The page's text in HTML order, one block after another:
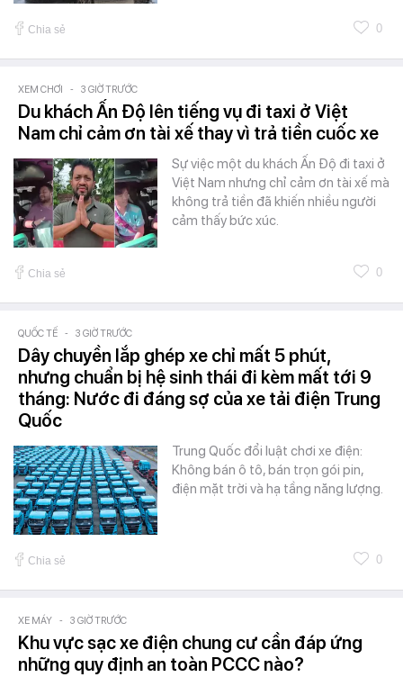
Chia sẻ 0
XEM CHƠI - 3 GIỜ TRƯỚC
Du khách Ấn Độ lên tiếng vụ đi taxi ở Việt
Nam chỉ cảm ơn tài xế thay vì trả tiền cuốc xe
Sự việc một du khách Ấn Độ đi taxi ở
Việt Nam nhưng chỉ cảm ơn tài xế mà
không trả tiền đã khiến nhiều người
cảm thấy bức xúc.
Chia sẻ 0
QUỐC TẾ - 3 GIỜ TRƯỚC
Dây chuyền lắp ghép xe chỉ mất 5 phút,
nhưng chuẩn bị hệ sinh thái đi kèm mất tới 9
tháng: Nước đi đáng sợ của xe tải điện Trung
Quốc
Trung Quốc đổi luật chơi xe điện:
Không bán ô tô, bán trọn gói pin,
điện mặt trời và hạ tầng năng lượng.
Chia sẻ 0
XE MÁY - 3 GIỜ TRƯỚC
Khu vực sạc xe điện chung cư cần đáp ứng
những quy định an toàn PCCC nào?